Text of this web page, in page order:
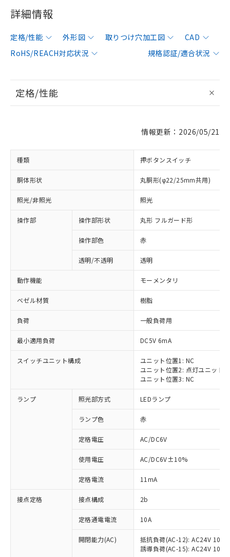
詳細情報
定格/性能 外形図 取りつけ穴加工図
CAD
RoHS/REACH対応状況
規格認証/適合状況
定格/性能
情報更新：2026/05/21
種類 押ボタンスイッチ
胴体形状 丸胴形(φ22/25mm共用)
照光/非照光 照光
操作部 操作部形状 丸形 フルガード形
操作部色 赤
透明/不透明 透明
動作機能 モーメンタリ
ベゼル材質 樹脂
負荷 一般負荷用
最小適用負荷 DC5V 6mA
スイッチユニット構成
ユニット位置1: NC
ユニット位置2: 点灯ユニット
ユニット位置3: NC
ランプ 照光部方式 LEDランプ
ランプ色 赤
定格電圧 AC/DC6V
使用電圧 AC/DC6V±10%
定格電流 11mA
接点定格 接点構成 2b
定格通電電流 10A
開閉能力(AC)
抵抗負荷(AC-12): AC24V 10A/
誘導負荷(AC-15): AC24V
ご利用条件
以下の条件をお読みいただき、同意のうえ
ご利用ください。
本サービスは、当社制御機器事業取扱
商品の当社在庫状況および標準価格
(税抜)を提供させていただくもので
当社制御機器事業取扱商品の中には、
対応済み：EU RoHS指令（10物質）の
非含有に対応した製品が提供可能な商品で
対応予定：EU RoHS指令（10物質）の非含
有に対応した製品に切り替える予定のある
対応予定なし：EU RoHS指令（10物質）の
非含有に非対応の商品で、対応品を出す予
調査・確認中：EU RoHS指令（10物質）の
非含有の対応状況を調査中または確認中の
非該当品：ライセンス料など無形物で、有
害物質有無と関係のない商品です。
仕入先様の事情により、非含有部品として
「○」：最大均質材料含有率が中国RoHSの
基準値以下であることを示します。
「×」：最大均質材料含有率が中国RoHSの